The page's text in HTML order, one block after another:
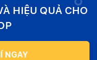
HIỆU QUẢ CHO
NGAY